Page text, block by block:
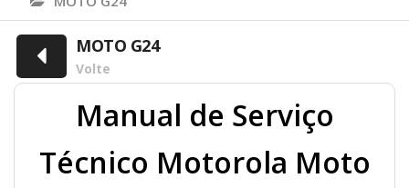
MOTO G24
Volte
Manual de Serviço
Técnico Motorola Moto